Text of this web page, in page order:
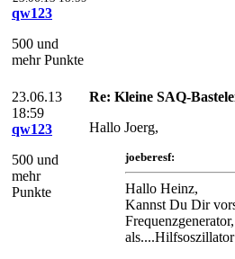
qw123
500 und
mehr Punkte
23.06.13
18:59
qw123
500 und
mehr
Punkte
Re: Kleine SAQ-
Hallo Joerg,
joeberesf:
Hallo Heinz,
Kannst Du Dir